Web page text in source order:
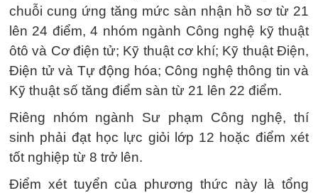
chuỗi cung ứng tăng mức sàn nhận hồ sơ từ 21
lên 24 điểm, 4 nhóm ngành Công nghệ kỹ thuật
ôtô và Cơ điện tử; Kỹ thuật cơ khí; Kỹ thuật Điện,
Điện tử và Tự động hóa; Công nghệ thông tin và
Kỹ thuật số tăng điểm sàn từ 21 lên 22 điểm.
Riêng nhóm ngành Sư phạm Công nghệ, thí
sinh phải đạt học lực giỏi lớp 12 hoặc điểm xét
tốt nghiệp từ 8 trở lên.
Điểm xét tuyển của phương thức này là tổng